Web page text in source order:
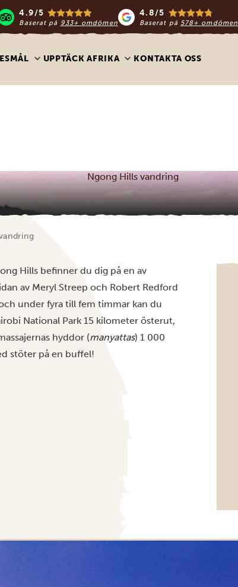
4.9/5
Baserat på 933+ omdömen
4.8/5
Baserat på 578+ omdömen
UPPTÄCK AFRIKA KONTAKTA OSS
Ngong Hills vandring
Hills befinner du dig på en av
av Meryl Streep och Robert Redford
under fyra till fem timmar kan du
National Park 15 kilometer österut,
hyddor (manyattas) 1 000
stöter på en buffel!